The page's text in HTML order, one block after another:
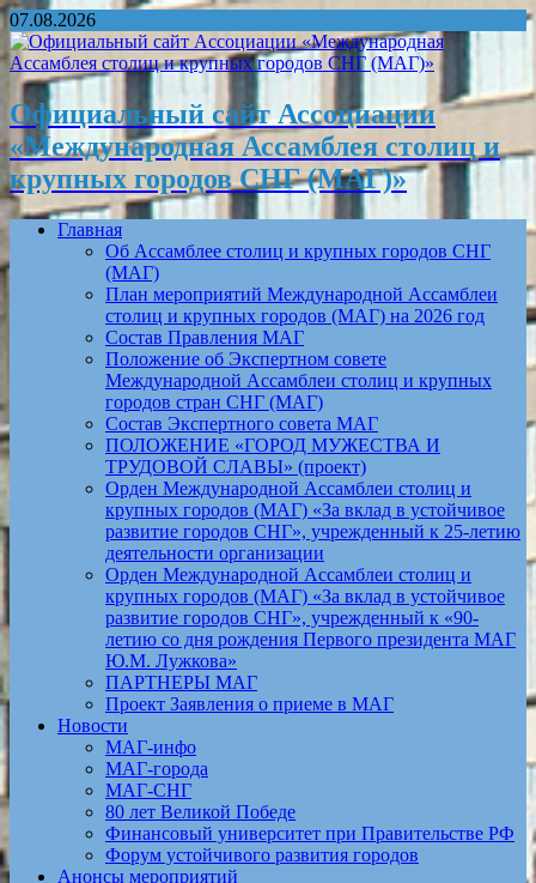
07.08.2026
Официальный сайт Ассоциации
«Международная Ассамблея столиц и
крупных городов СНГ (МАГ)»
Главная
Об Ассамблее столиц и крупных городов СНГ
(МАГ)
План мероприятий Международной Ассамблеи
столиц и крупных городов (МАГ) на 2026 год
Состав Правления МАГ
Положение об Экспертном совете
Международной Ассамблеи столиц и крупных
городов стран СНГ (МАГ)
Состав Экспертного совета МАГ
ПОЛОЖЕНИЕ «ГОРОД МУЖЕСТВА И
ТРУДОВОЙ СЛАВЫ» (проект)
Орден Международной Ассамблеи столиц и
крупных городов (МАГ) «За вклад в устойчивое
развитие городов СНГ», учрежденный к 25-летию
деятельности организации
Орден Международной Ассамблеи столиц и
крупных городов (МАГ) «За вклад в устойчивое
развитие городов СНГ», учрежденный к «90-
летию со дня рождения Первого президента МАГ
Ю.М. Лужкова»
ПАРТНЕРЫ МАГ
Проект Заявления о приеме в МАГ
Новости
МАГ-инфо
МАГ-города
МАГ-СНГ
80 лет Великой Победе
Финансовый университет при Правительстве РФ
Форум устойчивого развития городов
Анонсы мероприятий